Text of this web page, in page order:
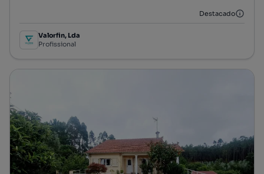
Destacado
Valorfin, Lda
Profissional